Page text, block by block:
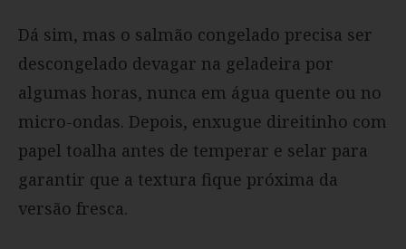
Dá sim, mas o salmão congelado precisa ser
descongelado devagar na geladeira por
algumas horas, nunca em água quente ou no
micro-ondas. Depois, enxugue direitinho com
papel toalha antes de temperar e selar para
garantir que a textura fique próxima da
versão fresca.